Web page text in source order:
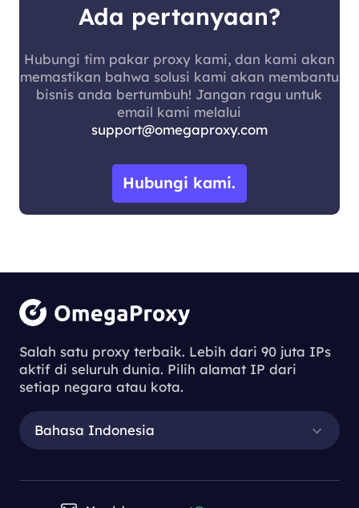
Ada pertanyaan?
Hubungi tim pakar proxy kami, dan kami akan
memastikan bahwa solusi kami akan membantu
bisnis anda bertumbuh! Jangan ragu untuk
email kami melalui
support@omegaproxy.com
Hubungi kami.
Salah satu proxy terbaik. Lebih dari 90 juta IPs
aktif di seluruh dunia. Pilih alamat IP dari
setiap negara atau kota.
Bahasa Indonesia